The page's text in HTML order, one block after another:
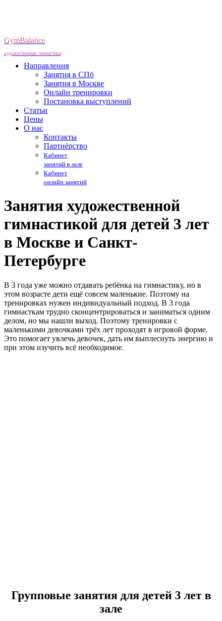
GymBalance
художественная гимнастика
Направления
Занятия в СПб
Занятия в Москве
Онлайн тренировки
Постановка выступлений
Статьи
Цены
О нас
Контакты
Партнёрство
Кабинет
занятий в зале
Кабинет
онлайн занятий
Занятия художественной
гимнастикой для детей 3 лет
в Москве и Санкт-
Петербурге
В 3 года уже можно отдавать ребёнка на гимнастику, но в
этом возрасте дети ещё совсем маленькие. Поэтому на
тренировках нужен индивидуальный подход. В 3 года
гимнасткам трудно сконцентрироваться и заниматься одним
делом, но мы нашли выход. Поэтому тренировки с
маленькими девочками трёх лет проходят в игровой форме.
Это помогает увлечь девочек, дать им выплеснуть энергию и
при этом изучить всё необходимое.
Групповые занятия для детей 3 лет в
зале